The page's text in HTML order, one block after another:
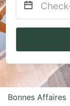
to
with
the
Bonnes Affaires